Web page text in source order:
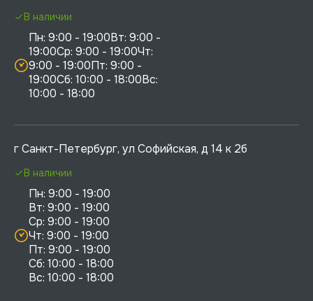
Пн: 9:00 - 19:00Вт: 9:00 -
19:00Ср: 9:00 - 19:00Чт:
9:00 - 19:00Пт: 9:00 -
19:00Сб: 10:00 - 18:00Вс:
10:00 - 18:00
В наличии
г Санкт-Петербург, ул Софийская, д 14 к 2б
Пн: 9:00 - 19:00
Вт: 9:00 - 19:00
Ср: 9:00 - 19:00
Чт: 9:00 - 19:00
Пт: 9:00 - 19:00
Сб: 10:00 - 18:00
В наличии